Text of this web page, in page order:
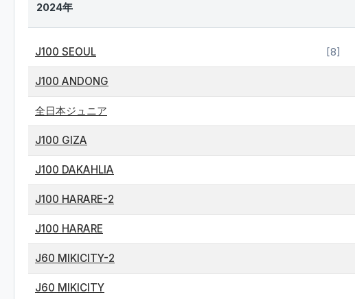
2024年
J100 SEOUL [8]
J100 ANDONG
全日本ジュニア
J100 GIZA
J100 DAKAHLIA
J100 HARARE-2
J100 HARARE
J60 MIKICITY-2
J60 MIKICITY